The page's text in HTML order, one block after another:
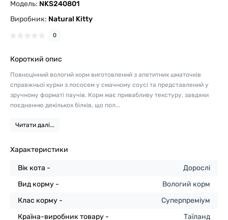
Модель: NKS240801
Виробник: Natural Kitty
0
Короткий опис
Повноцінний вологий корм виготовлений з апетитних шматочків
справжньої курки з лососем у смачному соусі та представлений у
зручному форматі паучів. Корм має привабливу текстуру, завдяки
поєднанню декількох білків, що пол...
Читати далі...
Характеристики
Вік кота -
Дорослі
Вид корму -
Вологий корм
Клас корму -
Суперпреміум
Країна-виробник товару -
Таїланд